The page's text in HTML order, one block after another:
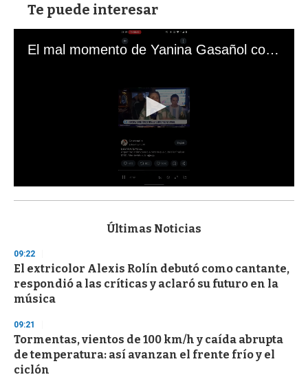
Te puede interesar
El mal momento de Yanina Gasañol con un hincha argentino en "Subrayado"
s
d
s
o
f
3
s
e
c
o
n
Últimas Noticias
09:22
El extricolor Alexis Rolín debutó como cantante,
respondió a las críticas y aclaró su futuro en la
música
09:21
Tormentas, vientos de 100 km/h y caída abrupta
de temperatura: así avanzan el frente frío y el
ciclón